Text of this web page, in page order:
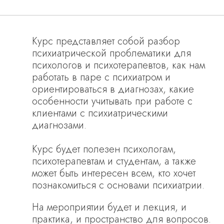
Курс представляет собой разбор
психиатрической проблематики для
психологов и психотерапевтов, как нам
работать в паре с психиатром и
ориентироваться в диагнозах, какие
особенности учитывать при работе с
клиентами с психиатрическими
диагнозами.
Курс будет полезен психологам,
психотерапевтам и студентам, а также
может быть интересен всем, кто хочет
познакомиться с основами психиатрии.
На мероприятии будет и лекция, и
практика, и пространство для вопросов.